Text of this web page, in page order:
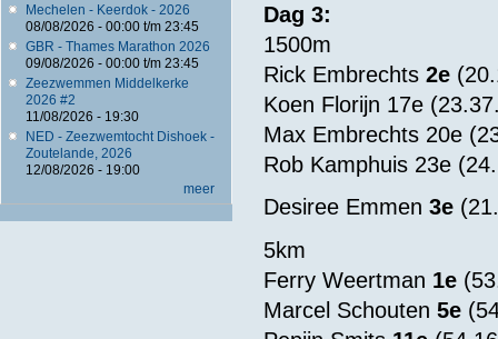
Mechelen - Keerdok - 2026
08/08/2026 - 00:00t/m 23:45
GBR - Thames Marathon 2026
09/08/2026 - 00:00t/m 23:45
Zeezwemmen Middelkerke
2026 #2
11/08/2026 - 19:30
NED - Zeezwemtocht Dishoek -
Zoutelande, 2026
12/08/2026 - 19:00
meer
Dag 3:
1500m
Rick Embrechts 2e
Koen Florijn 17e
Max Embrechts 20e
Rob Kamphuis 23e
Desiree Emmen 3e
5km
Ferry Weertman 1e
Marcel Schouten 5e